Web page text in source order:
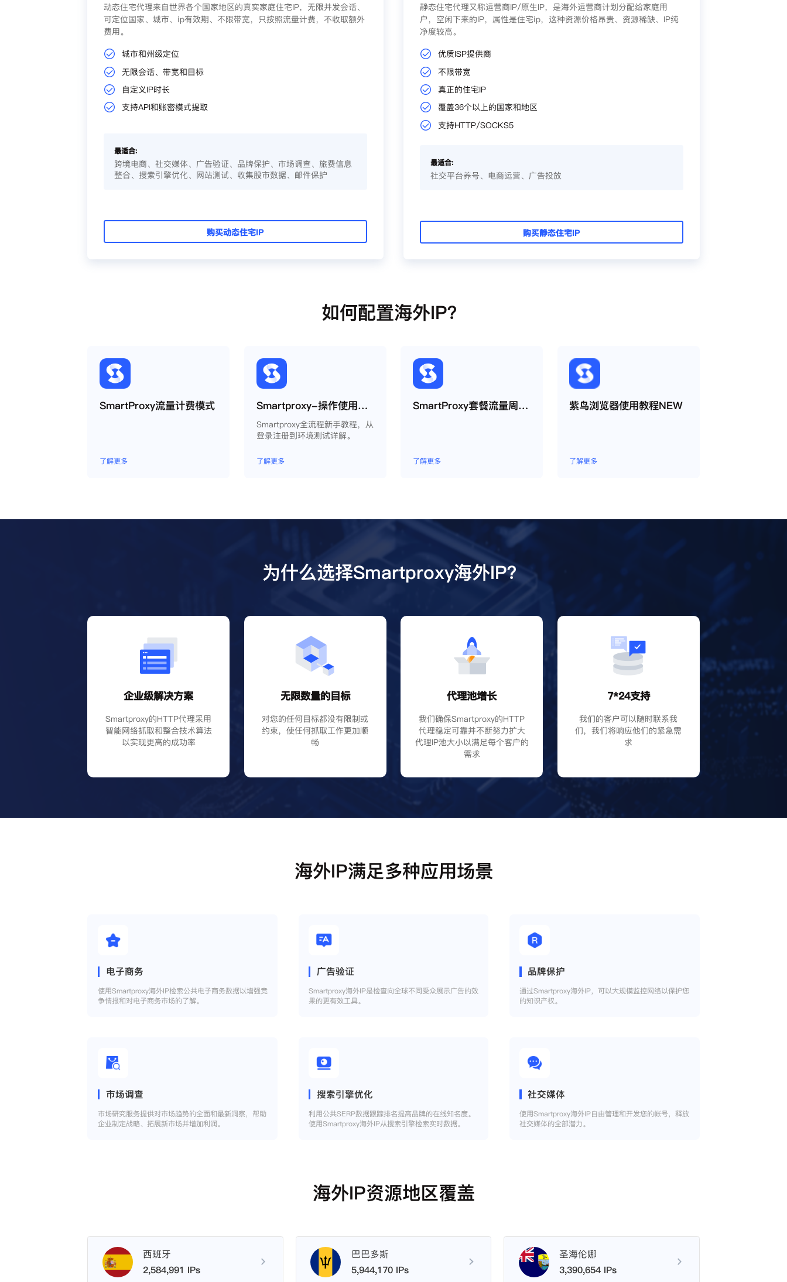
动态住宅代理来自世界各个国家地区的真实家庭住宅IP，无限并发会话、
可定位国家、城市、ip有效期、不限带宽，只按照流量计费，不收取额外
费用。
城市和州级定位
无限会话、带宽和目标
自定义IP时长
支持API和账密模式提取
最适合:
跨境电商、社交媒体、广告验证、品牌保护、市场调查、旅费信息
整合、搜索引擎优化、网站测试、收集股市数据、邮件保护
购买动态住宅IP
静态住宅代理又称运营商IP/原生IP，是海外运营商计划分配给家庭用
户，空闲下来的IP，属性是住宅ip，这种资源价格昂贵、资源稀缺、IP纯
净度较高。
优质ISP提供商
不限带宽
真正的住宅IP
覆盖36个以上的国家和地区
支持HTTP/SOCKS5
最适合:
社交平台养号、电商运营、广告投放
购买静态住宅IP
如何配置海外IP？
SmartProxy流量计费模式
了解更多
Smartproxy-操作使用说明
Smartproxy全流程新手教程，从
登录注册到环境测试详解。
了解更多
SmartProxy套餐流量周期如何运作？
了解更多
紫鸟浏览器使用教程NEW
了解更多
为什么选择Smartproxy海外IP？
企业级解决方案
Smartproxy的HTTP代理采用
智能网络抓取和整合技术算法
以实现更高的成功率
无限数量的目标
对您的任何目标都没有限制或
约束，使任何抓取工作更加顺
畅
代理池增长
我们确保Smartproxy的HTTP
代理稳定可靠并不断努力扩大
代理IP池大小以满足每个客户的
需求
7*24支持
我们的客户可以随时联系我
们，我们将响应他们的紧急需
求
海外IP满足多种应用场景
电子商务
使用Smartproxy海外IP检索公共电子商务数据以增强竞
争情报和对电子商务市场的了解。
广告验证
Smartproxy海外IP是检查向全球不同受众展示广告的效
果的更有效工具。
品牌保护
通过Smartproxy海外IP，可以大规模监控网络以保护您
的知识产权。
市场调查
市场研究服务提供对市场趋势的全面和最新洞察，帮助
企业制定战略、拓展新市场并增加利润。
搜索引擎优化
利用公共SERP数据跟踪排名提高品牌的在线知名度。
使用Smartproxy海外IP从搜索引擎检索实时数据。
社交媒体
使用Smartproxy海外IP自由管理和开发您的帐号，释放
社交媒体的全部潜力。
海外IP资源地区覆盖
西班牙
2,584,991 IPs
巴巴多斯
5,944,170 IPs
圣海伦娜
3,390,654 IPs